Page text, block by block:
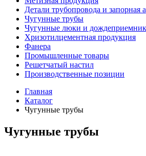
Детали трубопровода и запорная
Чугунные трубы
Чугунные люки и
Хризотилцементная продукция
Фанера
Промышленные товары
Решетчатый настил
Производственные позиции
Главная
Каталог
Чугунные трубы
Чугунные трубы